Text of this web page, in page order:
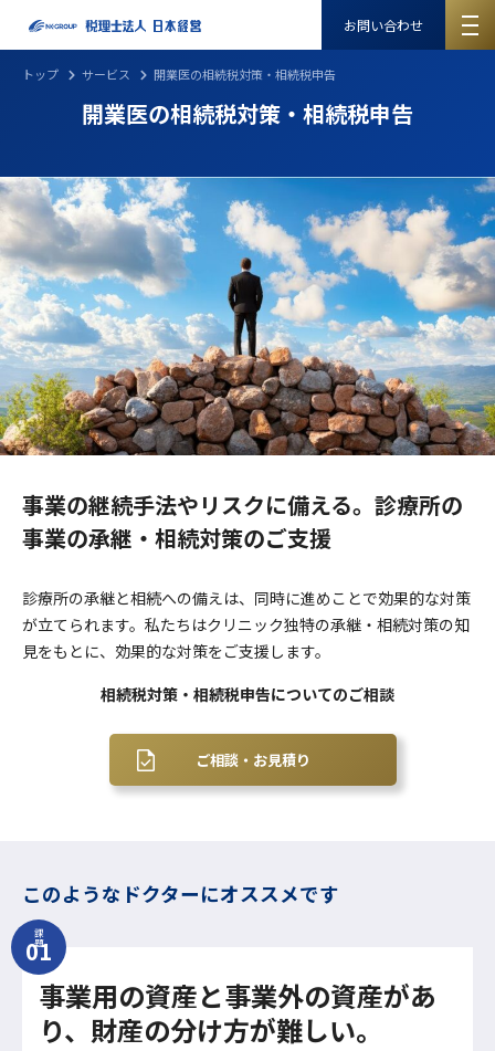
お問い合わせ
トップ サービス 開業医の相続税対策・相続税申告
開業医の相続税対策・相続税申告
事業の継続手法やリスクに備える。診療所の
事業の承継・相続対策のご支援
診療所の承継と相続への備えは、同時に進めことで効果的な対策
が立てられます。私たちはクリニック独特の承継・相続対策の知
見をもとに、効果的な対策をご支援します。
相続税対策・相続税申告についてのご相談
ご相談・お見積り
このようなドクターにオススメです
課
題
事業用の資産と事業外の資産があ
り、財産の分け方が難しい。